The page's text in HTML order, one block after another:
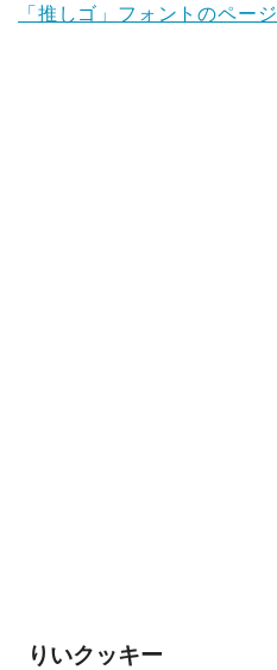
「推しゴ」フォントのページ
りいクッキー